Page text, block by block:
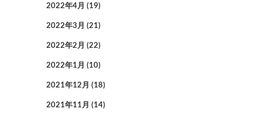
2022年4月 (19)
2022年3月 (21)
2022年2月 (22)
2022年1月 (10)
2021年12月 (18)
2021年11月 (14)